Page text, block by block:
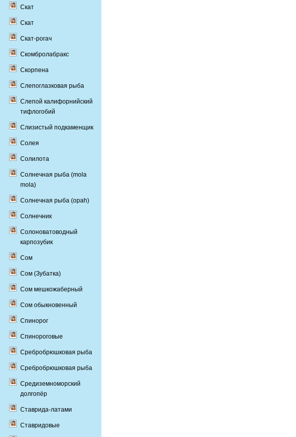
Скат
Скат
Скат-рогач
Скомбролабракс
Скорпена
Слепоглазковая рыба
Слепой калифорнийский
тифлогобий
Слизистый подкаменщик
Солея
Солилота
Солнечная рыба (mola
mola)
Солнечная рыба (opah)
Солнечник
Солоноватоводный
карпозубик
Сом
Сом (Зубатка)
Сом мешкожаберный
Сом обыкновенный
Спинорог
Спинороговые
Сребробрюшковая рыба
Сребробрюшковая рыба
Средиземноморский
долгопёр
Ставрида-латами
Ставридовые